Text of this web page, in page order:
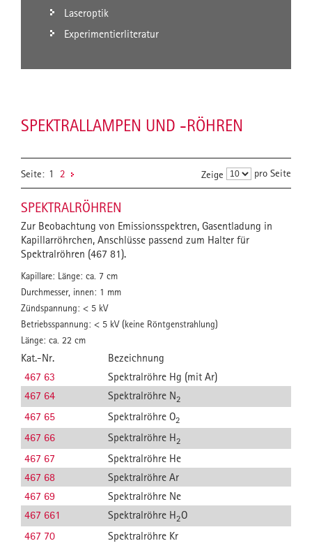
Laseroptik
Experimentierliteratur
SPEKTRALLAMPEN UND -RÖHREN
Seite: 1 2 Zeige pro Seite
SPEKTRALRÖHREN
Zur Beobachtung von Emissionsspektren, Gasentladung in
Kapillarröhrchen, Anschlüsse passend zum Halter für
Spektralröhren (467 81).
Kapillare: Länge: ca. 7 cm
Durchmesser, innen: 1 mm
Zündspannung: < 5 kV
Betriebsspannung: < 5 kV (keine Röntgenstrahlung)
Länge: ca. 22 cm
Kat.-Nr.
Bezeichnung
467 63
Spektralröhre Hg (mit Ar)
467 64
Spektralröhre N2
467 65 Spektralröhre O2
467 66 Spektralröhre H2
467 67
Spektralröhre He
467 68
Spektralröhre Ar
467 69
Spektralröhre Ne
467 661
Spektralröhre H2O
467 70
Spektralröhre Kr